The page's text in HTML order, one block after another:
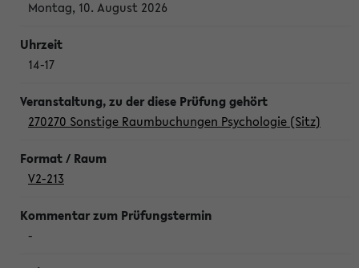
Montag, 10. August 2026
14-17
270270 Sonstige Raumbuchungen Psychologie (Sitz)
V2-213
-